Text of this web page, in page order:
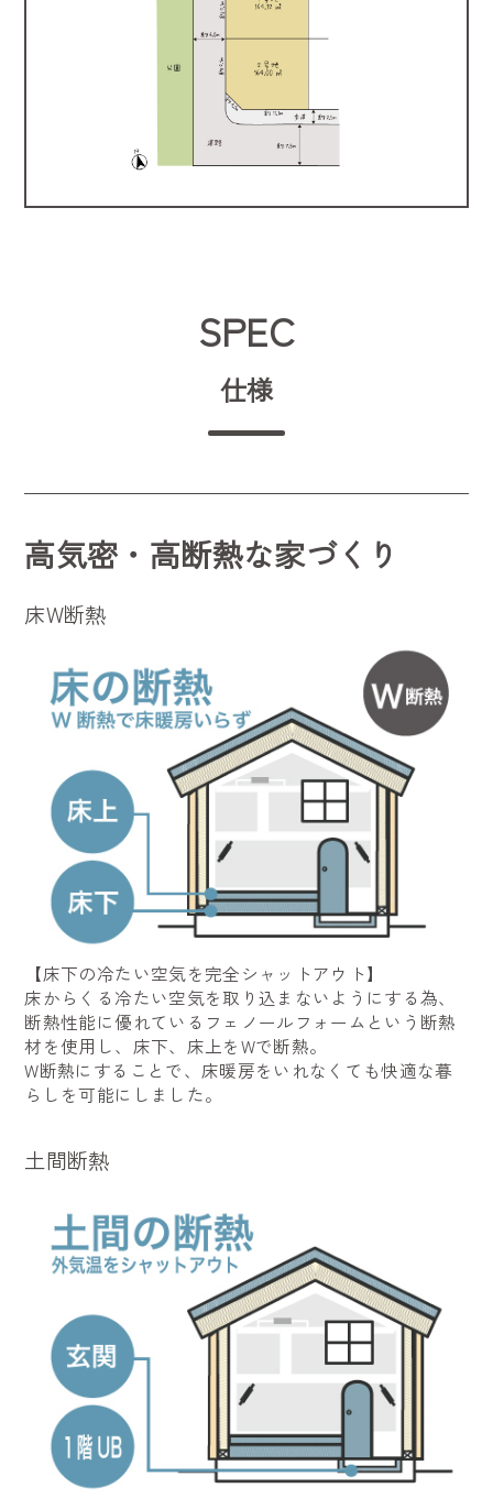
SPEC
仕様
高気密・高断熱な家づくり
床W断熱
【床下の冷たい空気を完全シャットアウト】
床からくる冷たい空気を取り込まないようにする為、
断熱性能に優れているフェノールフォームという断熱
材を使用し、床下、床上をWで断熱。
W断熱にすることで、床暖房をいれなくても快適な暮
らしを可能にしました。
土間断熱